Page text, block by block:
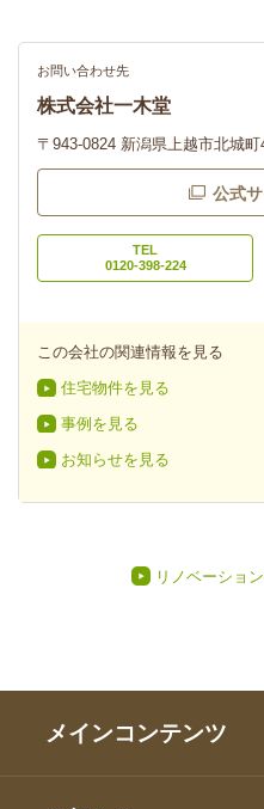
お問い合わせ先
株式会社一木堂
〒943-0824 新潟県上越市北城町
公式
TEL
0120-398-224
この会社の関連情報を見る
住宅物件を見る
事例を見る
お知らせを見る
リノベーショ
メインコンテンツ